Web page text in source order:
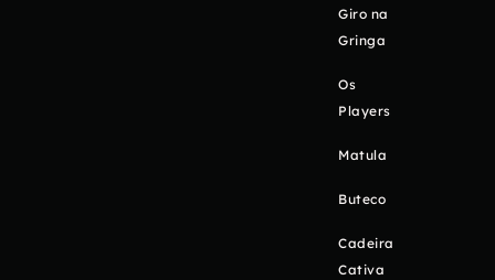
Giro na
Gringa
Os
Players
Matula
Buteco
Cadeira
Cativa